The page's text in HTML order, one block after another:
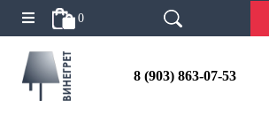
0
8 (903) 863-07-53